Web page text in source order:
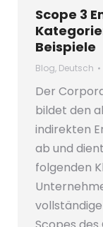
Scope 3
Beispiele
Blog, Deutsch
Der
bildet den
indirekten
ab und
folgenden